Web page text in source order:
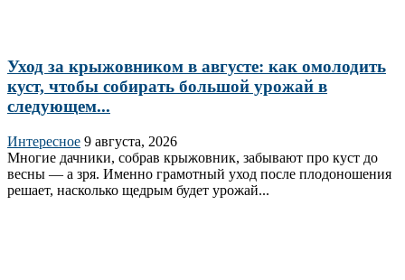
Уход за крыжовником в августе: как омолодить
куст, чтобы собирать большой урожай в
следующем...
Интересное 9 августа, 2026
Многие дачники, собрав крыжовник, забывают про куст до
весны — а зря. Именно грамотный уход после плодоношения
решает, насколько щедрым будет урожай...